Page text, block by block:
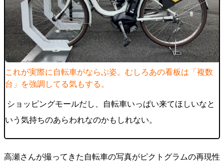
これが実際に自転車がならぶ姿。むしろあの看板は「複数
台」を強調してる気もする。
ショッピングモールだし、自転車いっぱい来てほしいなと
いう気持ちのあらわれなのかもしれない。
高瀬さんが撮ってきた自転車の写真がピクトグラムの再現性